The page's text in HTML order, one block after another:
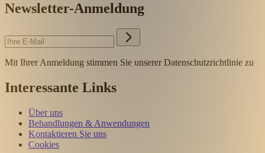
Newsletter-Anmeldung
Mit Ihrer Anmeldung stimmen Sie unserer Datenschutzrichtlinie zu
Interessante Links
Über uns
Behandlungen & Anwendungen
Kontaktieren Sie uns
Cookies